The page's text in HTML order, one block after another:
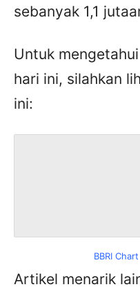
sebanyak 1,1
Untuk
hari ini, silahkan
ini:
BBRI Chart
Artikel menarik